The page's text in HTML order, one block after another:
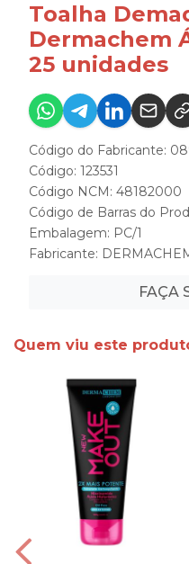
Toalha
Dermachem
25 unidades
Código do Fabricante:
Código: 123531
Código NCM: 48182000
Código de Barras do
Embalagem: PC/1
Fabricante:
FAÇA
Quem viu este